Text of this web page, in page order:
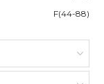
F(44-88)